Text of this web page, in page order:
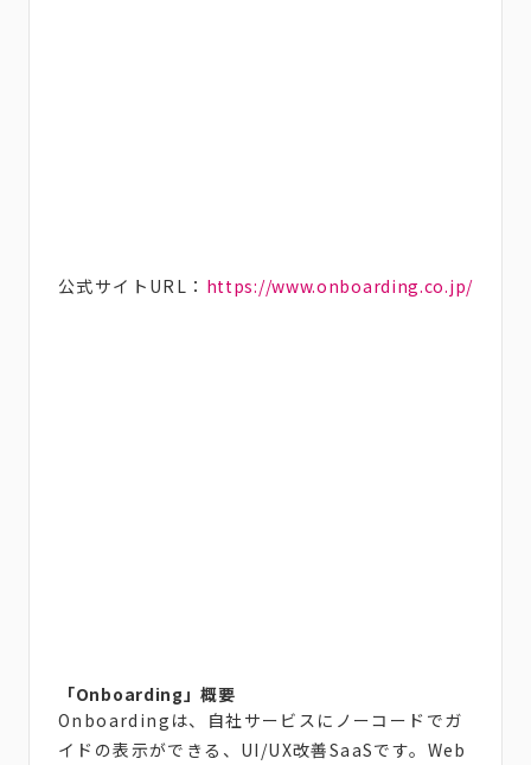
公式サイトURL： https://www.onboarding.co.jp/
「Onboarding」概要
Onboardingは、自社サービスにノーコードでガ
イドの表示ができる、UI/UX改善SaaSです。Web